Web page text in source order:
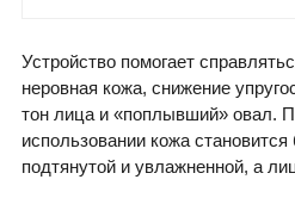
Устройство помогает
неровная кожа, снижение
тон лица и «поплывший» овал.
использовании кожа
подтянутой и увлажненной, а